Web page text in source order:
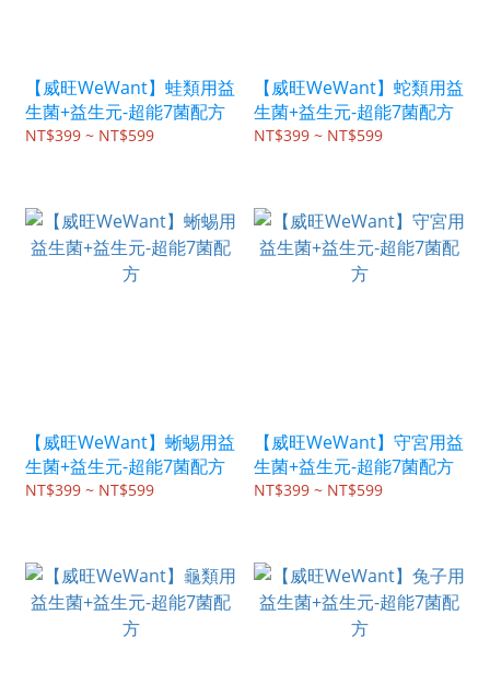
【威旺WeWant】蛙類用益
生菌+益生元-超能7菌配方
NT$399 ~ NT$599
【威旺WeWant】蛇類用益
生菌+益生元-超能7菌配方
NT$399 ~ NT$599
【威旺WeWant】蜥蜴用益
生菌+益生元-超能7菌配方
NT$399 ~ NT$599
【威旺WeWant】守宮用益
生菌+益生元-超能7菌配方
NT$399 ~ NT$599